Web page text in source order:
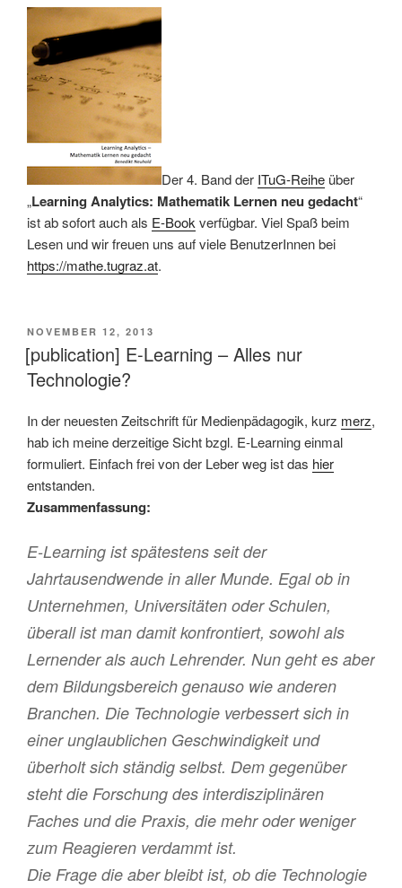
Der 4. Band der ITuG-Reihe über
„Learning Analytics: Mathematik Lernen neu gedacht“
ist ab sofort auch als E-Bookverfügbar. Viel Spaß beim
Lesen und wir freuen uns auf viele BenutzerInnen bei
https://mathe.tugraz.at.
VERÖFFENTLICHT
AM
NOVEMBER 12, 2013
[publication] E-Learning – Alles nur
Technologie?
In der neuesten Zeitschrift für Medienpädagogik, kurz merz,
hab ich meine derzeitige Sicht bzgl. E-Learning einmal
formuliert. Einfach frei von der Leber weg ist das hier
entstanden.
Zusammenfassung:
E-Learning ist spätestens seit der
Jahrtausendwende in aller Munde. Egal ob in
Unternehmen, Universitäten oder Schulen,
überall ist man damit konfrontiert, sowohl als
Lernender als auch Lehrender. Nun geht es aber
dem Bildungsbereich genauso wie anderen
Branchen. Die Technologie verbessert sich in
einer unglaublichen Geschwindigkeit und
überholt sich ständig selbst. Dem gegenüber
steht die Forschung des interdisziplinären
Faches und die Praxis, die mehr oder weniger
zum Reagieren verdammt ist.
Die Frage die aber bleibt ist, ob die Technologie